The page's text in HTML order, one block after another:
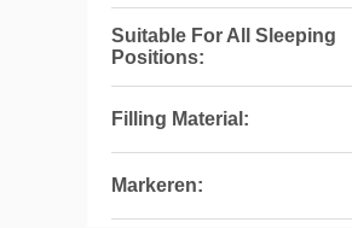
Suitable For All Sleeping
Positions:
Filling Material:
Markeren: